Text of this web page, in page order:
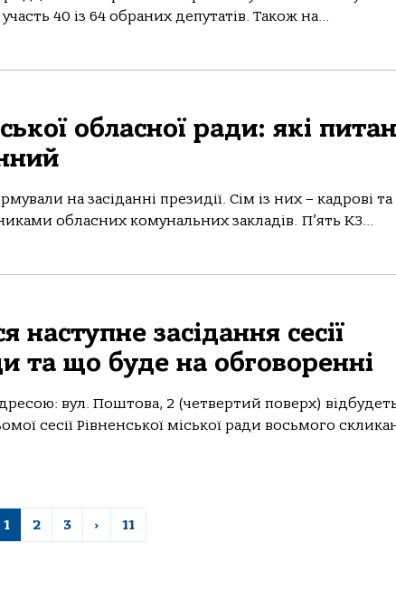
40 із 64 обраних депутатів. Також на...
обласної ради: які
на засіданні президії. Сім із них – кадрові та
обласних комунальних закладів. П’ять КЗ...
наступне засідання сесії
та що буде на обговоренні
вул. Поштова, 2 (четвертий поверх)
сесії Рівненської міської ради восьмого
1 2 3 › 11